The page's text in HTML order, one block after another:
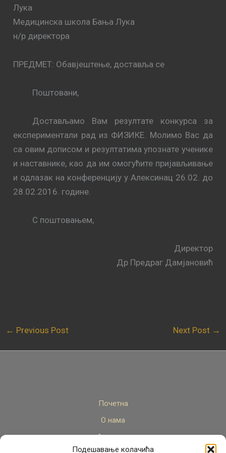
Подешавање колачића
Лука
Медицинска школа Бања Лука
н/р директора
ПРЕДМЕТ: Обавјештење, доставља се
Поштовани,
Достављамо Вам резултате конкурса за
експериментали рад из ФИЗИКЕ. Молимо Вас да
са овим дописом и резултатима упознате ученике
и наставнике, као да им омогућите пријављивање
и одлазак на конференцију у Алексинац 26.02. до
28.02.2016. године.
С поштовањем,
Директор
Др Предраг Дамјановић
← Previous Post Next Post →
Почетна
О нама
Актуелно